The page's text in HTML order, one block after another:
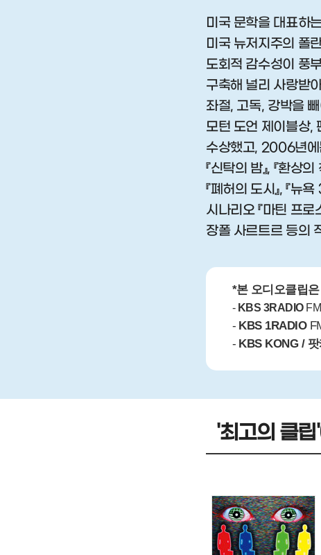
미국 문학을 대표하
미국 뉴저지주의 폴
도회적 감수성이 풍
구축해 널리 사랑받
좌절, 고독, 강박을
모턴 도언 제이블상,
수상했고, 2006년에
『신탁의 밤』, 『환상의
『폐허의 도시』, 『뉴
시나리오 『마틴 프
장폴 사르트르 등의
*본 오디오클립
- KBS 3RADIOFM
- KBS 1RADIO
- KBS KONG /
'최고의 클